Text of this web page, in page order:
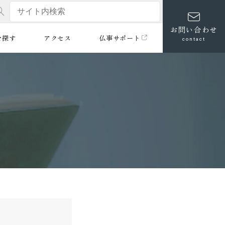
探す アクセス 仏事サポート
お問い合わせ
contact